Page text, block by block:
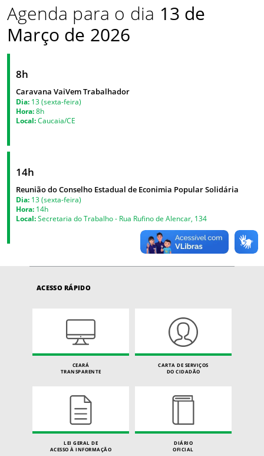
Agenda para o dia 13 de
Março de 2026
8h
Caravana VaiVem Trabalhador
Dia: 13 (sexta-feira)
Hora:8h
Local:Caucaia/CE
14h
Reunião do Conselho Estadual de Econimia Popular Solidária
Dia: 13 (sexta-feira)
Hora: 14h
Local:Secretaria do Trabalho - Rua Rufino de Alencar, 134
ACESSO RÁPIDO
CEARÁ
TRANSPARENTE
CARTA DE SERVIÇOS
DO CIDADÃO
LEI GERAL DE
ACESSO À INFORMAÇÃO
DIÁRIO
OFICIAL